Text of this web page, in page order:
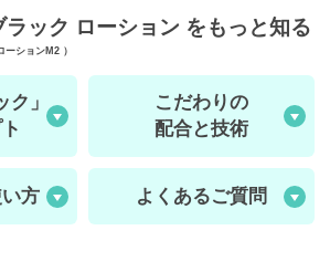
ラック ローション をもっと知る
ションM2 ）
ク」
こだわりの
配合と技術
方 よくあるご質問